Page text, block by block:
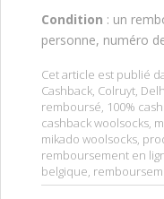
Condition : un
personne, numéro
Cet article est publié
Cashback, Colruyt,
remboursé, 100%
cashback woolsocks,
mikado woolsocks,
remboursement en
belgique,